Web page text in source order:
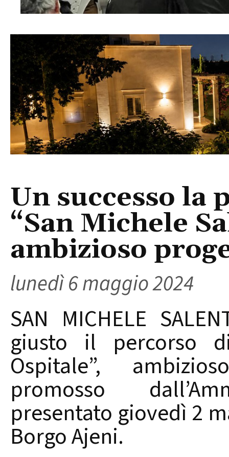
Un successo la
“San Michele
ambizioso
lunedì 6 maggio 2024
SAN MICHELE
giusto il percorso
Ospitale”,
promosso
presentato giovedì 2
Borgo Ajeni.